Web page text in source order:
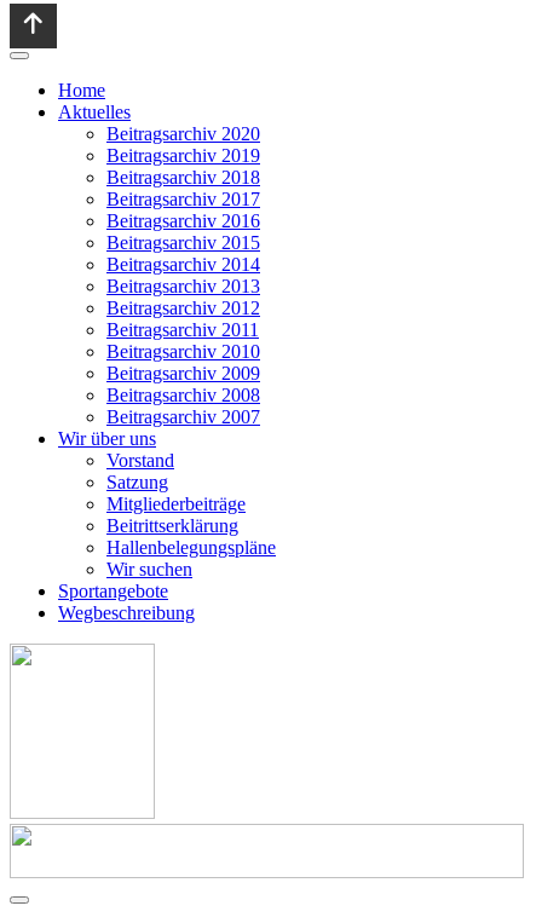
Home
Aktuelles
Beitragsarchiv 2020
Beitragsarchiv 2019
Beitragsarchiv 2018
Beitragsarchiv 2017
Beitragsarchiv 2016
Beitragsarchiv 2015
Beitragsarchiv 2014
Beitragsarchiv 2013
Beitragsarchiv 2012
Beitragsarchiv 2011
Beitragsarchiv 2010
Beitragsarchiv 2009
Beitragsarchiv 2008
Beitragsarchiv 2007
Wir über uns
Vorstand
Satzung
Mitgliederbeiträge
Beitrittserklärung
Hallenbelegungspläne
Wir suchen
Sportangebote
Wegbeschreibung